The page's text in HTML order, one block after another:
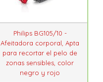
Philips BG105/10 -
Afeitadora corporal, Apta
para recortar el pelo de
zonas sensibles, color
negro y rojo